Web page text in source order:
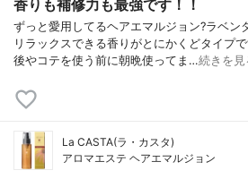
香りも補修力も最強です！！
ずっと愛用してるヘアエマルジョン?ラベン
リラックスできる香りがとにかくどタイプ
後やコテを使う前に朝晩使ってま…続きを見
La CASTA(ラ・カスタ)
アロマエステ ヘアエマルジョン